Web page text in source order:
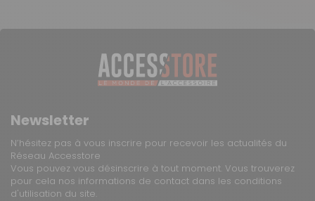
Newsletter
N’hésitez pas à vous inscrire pour recevoir les actualités du
Réseau Accesstore
Vous pouvez vous désinscrire à tout moment. Vous trouverez
pour cela nos informations de contact dans les conditions
d'utilisation du site.